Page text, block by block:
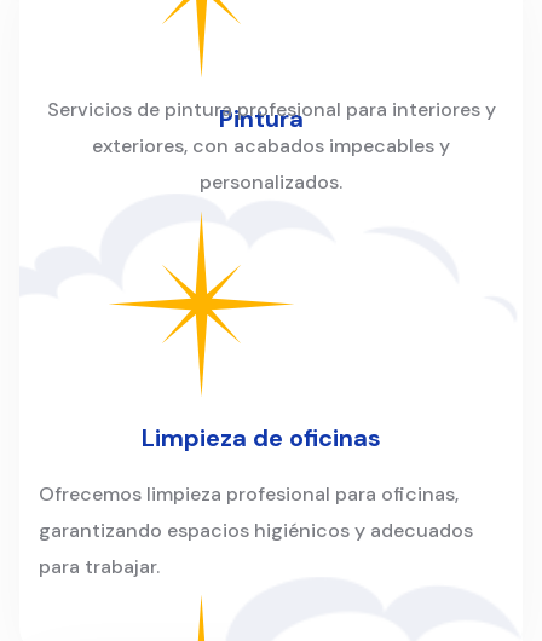
Pintura
Servicios de pintura profesional para interiores y
exteriores, con acabados impecables y
personalizados.
Limpieza de oficinas
Ofrecemos limpieza profesional para oficinas,
garantizando espacios higiénicos y adecuados
para trabajar.